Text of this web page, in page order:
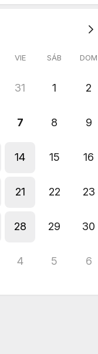
VIE SÁB DOM
31 1 2
7 8 9
14 15 16
21 22 23
28 29 30
4 5 6